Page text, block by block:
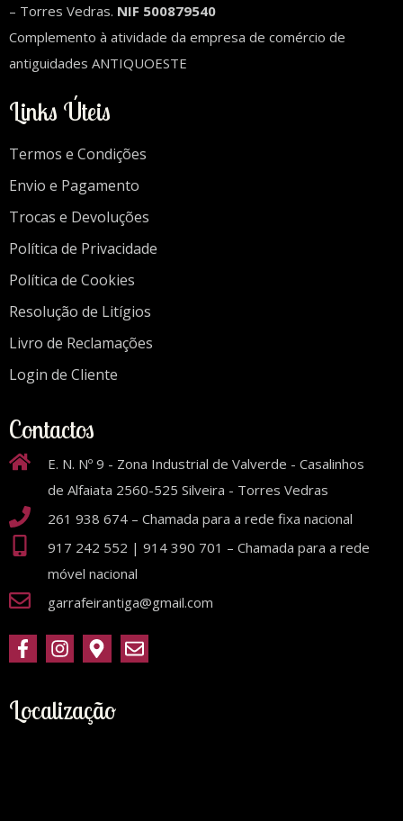
– Torres Vedras. NIF 500879540
Complemento à atividade da empresa de comércio de
antiguidades ANTIQUOESTE
Links Úteis
Termos e Condições
Envio e Pagamento
Trocas e Devoluções
Política de Privacidade
Política de Cookies
Resolução de Litígios
Livro de Reclamações
Login de Cliente
Contactos
E. N. Nº 9 - Zona Industrial de Valverde - Casalinhos
de Alfaiata 2560-525 Silveira - Torres Vedras
261 938 674 – Chamada para a rede fixa nacional
917 242 552 | 914 390 701 – Chamada para a rede
móvel nacional
garrafeirantiga@gmail.com
Localização